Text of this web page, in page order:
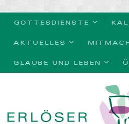
GOTTESDIENSTE
AKTUELLES
GLAUBE UND LEBEN